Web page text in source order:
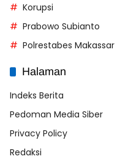
Korupsi
Prabowo Subianto
Polrestabes Makassar
Halaman
Indeks Berita
Pedoman Media Siber
Privacy Policy
Redaksi